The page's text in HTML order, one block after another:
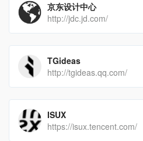
京东设计中心
http://jdc.jd.com/
TGideas
http://tgideas.qq.com/
ISUX
https://isux.tencent.com/